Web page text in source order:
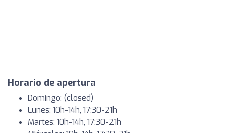
Horario de apertura
Domingo: (closed)
Lunes: 10h-14h, 17:30-21h
Martes: 10h-14h, 17:30-21h